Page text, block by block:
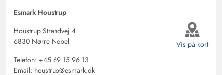
Esmark Houstrup
Houstrup Strandvej 4
6830 Nørre Nebel
Telefon: +45 69 15 96 13
Email: houstrup@esmark.dk
Vis på kort